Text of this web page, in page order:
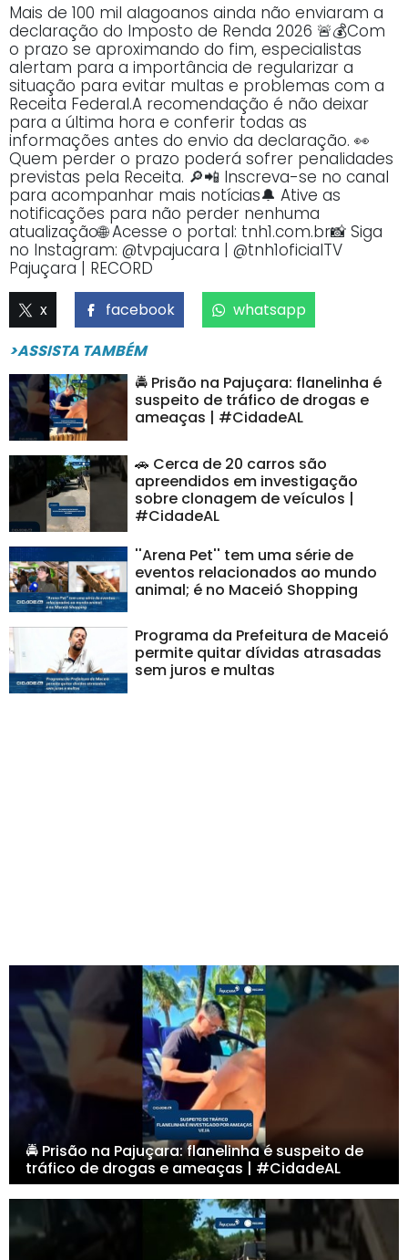
Mais de 100 mil alagoanos ainda não enviaram a
declaração do Imposto de Renda 2026 🚨💰Com
o prazo se aproximando do fim, especialistas
alertam para a importância de regularizar a
situação para evitar multas e problemas com a
Receita Federal.A recomendação é não deixar
para a última hora e conferir todas as
informações antes do envio da declaração. 👀
Quem perder o prazo poderá sofrer penalidades
previstas pela Receita. 🔎📲 Inscreva-se no canal
para acompanhar mais notícias🔔 Ative as
notificações para não perder nenhuma
atualização🌐 Acesse o portal: tnh1.com.br📸 Siga
no Instagram: @tvpajucara | @tnh1oficialTV
Pajuçara | RECORD
x facebook
whatsapp
>ASSISTA TAMBÉM
🚔 Prisão na Pajuçara: flanelinha é
suspeito de tráfico de drogas e
ameaças | #CidadeAL
🚗 Cerca de 20 carros são
apreendidos em investigação
sobre clonagem de veículos |
#CidadeAL
''Arena Pet'' tem uma série de
eventos relacionados ao mundo
animal; é no Maceió Shopping
Programa da Prefeitura de Maceió
permite quitar dívidas atrasadas
sem juros e multas
🚔 Prisão na Pajuçara: flanelinha é suspeito de
tráfico de drogas e ameaças | #CidadeAL